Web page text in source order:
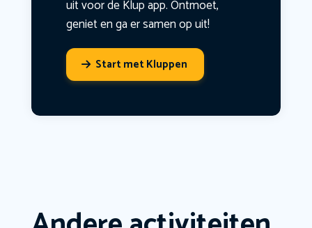
uit voor de Klup app. Ontmoet,
geniet en ga er samen op uit!
Start met Kluppen